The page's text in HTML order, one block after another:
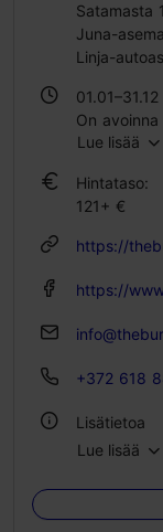
Satamasta
Juna-
Linja-
01.01–31.12
On
Lue lisää
Hintataso:
121+ €
https://
+372 618
Lisätietoa
Lue lisää